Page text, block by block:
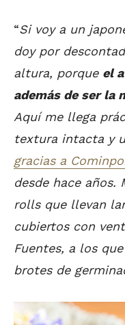
“Si voy a un
doy por
altura, porque el
además de ser la
Aquí me llega
textura intacta y
gracias a
desde hace años.
rolls que llevan
cubiertos con
Fuentes, a los
brotes de